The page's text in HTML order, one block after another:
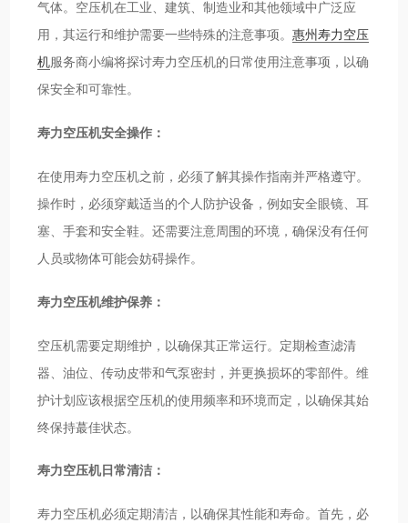
气体。空压机在工业、建筑、制造业和其他领域中广泛应
用，其运行和维护需要一些特殊的注意事项。惠州寿力空压
机服务商小编将探讨寿力空压机的日常使用注意事项，以确
保安全和可靠性。
寿力空压机安全操作：
在使用寿力空压机之前，必须了解其操作指南并严格遵守。
操作时，必须穿戴适当的个人防护设备，例如安全眼镜、耳
塞、手套和安全鞋。还需要注意周围的环境，确保没有任何
人员或物体可能会妨碍操作。
寿力空压机维护保养：
空压机需要定期维护，以确保其正常运行。定期检查滤清
器、油位、传动皮带和气泵密封，并更换损坏的零部件。维
护计划应该根据空压机的使用频率和环境而定，以确保其始
终保持蕞佳状态。
寿力空压机日常清洁：
寿力空压机必须定期清洁，以确保其性能和寿命。首先，必